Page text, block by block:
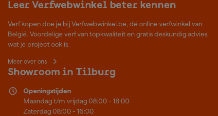
Leer Verfwebwinkel beter kennen
Verf kopen doe je bij Verfwebwinkel.be, dé online verfwinkel van
België. Voordelige verf van topkwaliteit en gratis deskundig advies,
wat je project ook is.
Meer over ons
Showroom in Tilburg
Openingstijden
Maandag t/m vrijdag 08:00 - 18:00
Zaterdag 08:00 - 16:00